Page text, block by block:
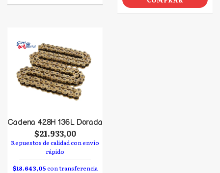
Cadena 428H 136L Dorada
$21.933,00
Repuestos de calidad con envío
rápido
$18.643,05con transferencia